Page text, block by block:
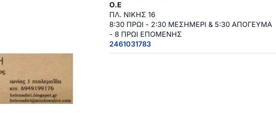
Ο.Ε
ΠΛ. ΝΙΚΗΣ 16
8:30 ΠΡΩΙ - 2:30 ΜΕΣΗΜΕΡΙ & 5:30 ΑΠΟΓΕΥΜΑ
- 8 ΠΡΩΙ ΕΠΟΜΕΝΗΣ
2461031783